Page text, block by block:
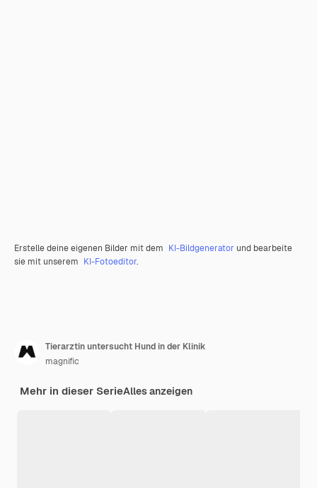
Erstelle deine eigenen Bilder mit dem KI-Bildgenerator und bearbeite
sie mit unserem KI-Fotoeditor.
Tierarztin untersucht Hund in der Klinik
magnific
Mehr in dieser SerieAlles anzeigen